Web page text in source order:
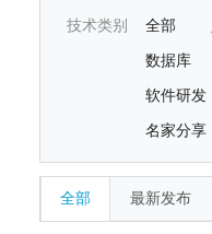
技术类别 全部
数据库
软件研发
名家分享
全部 最新发布